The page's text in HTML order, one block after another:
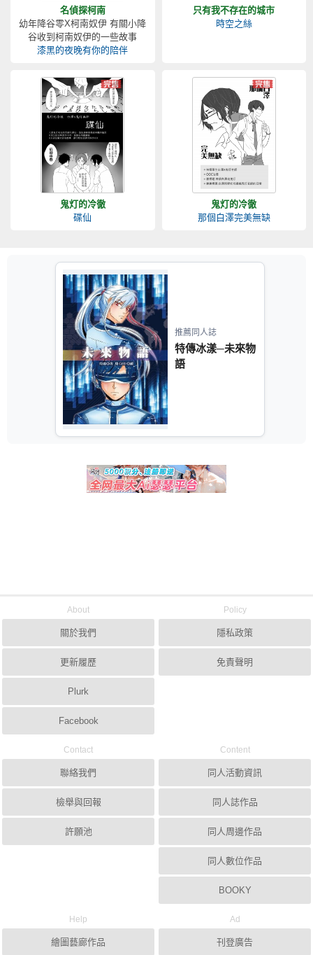
名偵探柯南
幼年降谷零X柯南奴伊 有關小降
谷收到柯南奴伊的一些故事
漆黑的夜晚有你的陪伴
只有我不存在的城市
時空之絲
鬼灯的冷徹
碟仙
鬼灯的冷徹
那個白澤完美無缺
推薦同人誌
特傳冰漾─未來物
語
About
關於我們
更新履歷
Plurk
Facebook
Policy
隱私政策
免責聲明
Contact
聯絡我們
檢舉與回報
許願池
Content
同人活動資訊
同人誌作品
同人周邊作品
同人數位作品
BOOKY
Help
繪圖藝廊作品
Ad
刊登廣告